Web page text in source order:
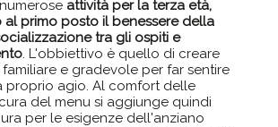
attività per la terza età,
al primo posto il benessere della
tra gli ospiti e
. L'obbiettivo è quello di creare
e gradevole per far sentire
proprio agio. Al comfort delle
del menu si aggiunge quindi
per le esigenze dell'anziano